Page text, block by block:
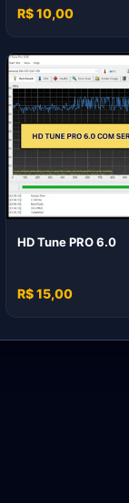
R$ 10,00
HD Tune PRO 6.0
R$ 15,00